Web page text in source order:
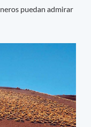
puedan admirar